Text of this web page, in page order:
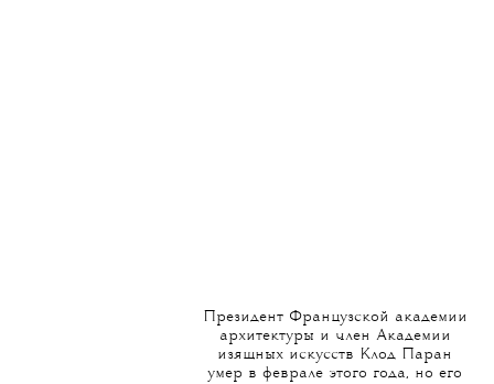
Президент Французской академии
архитектуры и член Академии
изящных искусств Клод Паран
умер в феврале этого года, но его